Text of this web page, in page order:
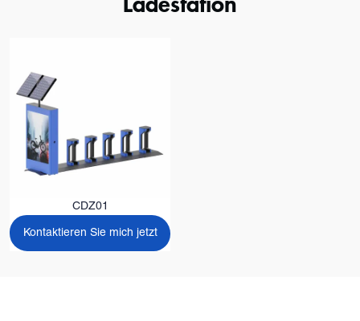
CDZ01
Kontaktieren Sie mich jetzt